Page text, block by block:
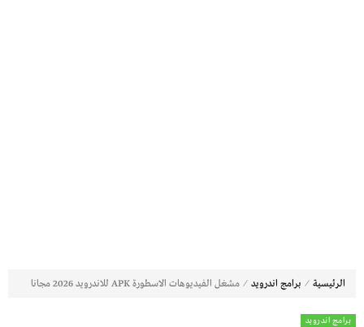
الرئيسية ⁄ برامج اندرويد ⁄ مشغل الفيديوهات الاسطورة APK للاندرويد 2026 مجانا
برامج اندرويد